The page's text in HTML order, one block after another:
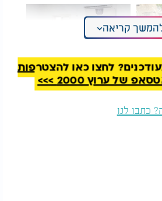
את
הגרמ"ה הירש לבני
הישיבות יוצאי אתיופיה:
"הניסיון לטובתכם!"
קריאה
לחצו כאן להצטרפות
של ערוץ 2000 >>>
כתבו לנו